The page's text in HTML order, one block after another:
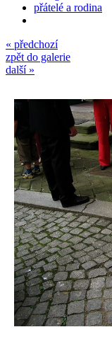
přátelé a rodina
« předchozí
zpět do galerie
další »